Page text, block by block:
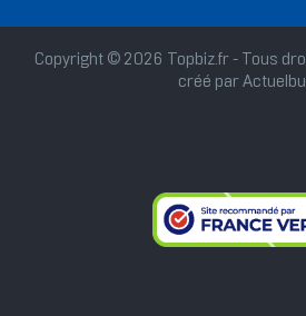
Copyright © 2026 Topbiz.fr - Tous
créé par